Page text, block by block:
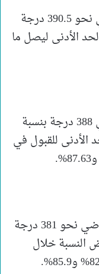
بلغ الحد الأدنى لتنسيق العام الماضي نحو 390.5 درجة
الحد الأدنى ليصل ما
بلغ الحد الأدنى لتنسيق العام الماضي 388 درجة بنسبة
الأدنى للقبول في
بلغ الحد الأدنى لكلية الآثار العام الماضي نحو 381 درجة
النسبة خلال